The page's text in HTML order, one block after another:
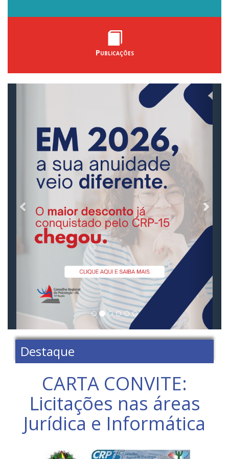
Publicações
Destaque
CARTA CONVITE:
Licitações nas áreas
Jurídica e Informática